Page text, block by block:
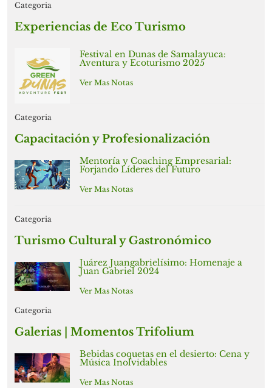
Categoria
Experiencias de Eco Turismo
Festival en Dunas de Samalayuca:
Aventura y Ecoturismo 2025
Ver Mas Notas
Categoria
Capacitación y Profesionalización
Mentoría y Coaching Empresarial:
Forjando Líderes del Futuro
Ver Mas Notas
Categoria
Turismo Cultural y Gastronómico
Juárez Juangabrielísimo: Homenaje a
Juan Gabriel 2024
Ver Mas Notas
Categoria
Galerias | Momentos Trifolium
Bebidas coquetas en el desierto: Cena y
Música Inolvidables
Ver Mas Notas